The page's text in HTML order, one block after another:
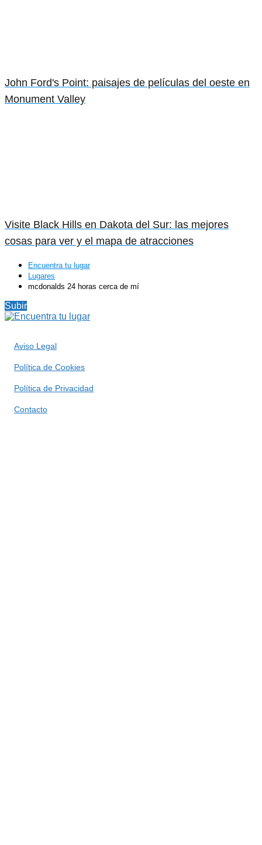
John Ford's Point: paisajes de películas del oeste en
Monument Valley
Visite Black Hills en Dakota del Sur: las mejores
cosas para ver y el mapa de atracciones
Encuentra tu lugar
Lugares
mcdonalds 24 horas cerca de mí
Subir
Aviso Legal
Política de Cookies
Política de Privacidad
Contacto